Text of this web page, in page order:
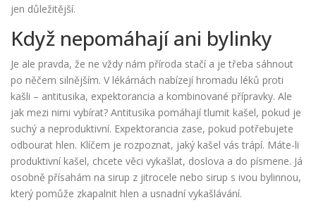
jen důležitější.
Když nepomáhají ani bylinky
Je ale pravda, že ne vždy nám příroda stačí a je třeba sáhnout
po něčem silnějším. V lékárnách nabízejí hromadu léků proti
kašli – antitusika, expektorancia a kombinované přípravky. Ale
jak mezi nimi vybírat? Antitusika pomáhají tlumit kašel, pokud je
suchý a neproduktivní. Expektorancia zase, pokud potřebujete
odbourat hlen. Klíčem je rozpoznat, jaký kašel vás trápí. Máte-li
produktivní kašel, chcete věci vykašlat, doslova a do písmene. Já
osobně přísahám na sirup z jitrocele nebo sirup s ivou bylinnou,
který pomůže zkapalnit hlen a usnadní vykašlávání.